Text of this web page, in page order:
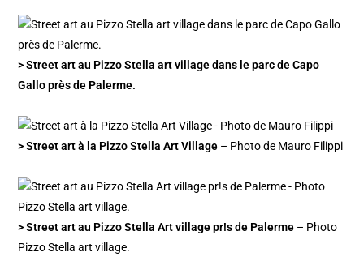
> Street art au Pizzo Stella art village dans le parc de Capo
Gallo près de Palerme.
> Street art à la Pizzo Stella Art Village – Photo de Mauro Filippi
> Street art au Pizzo Stella Art village pr!s de Palerme – Photo
Pizzo Stella art village.